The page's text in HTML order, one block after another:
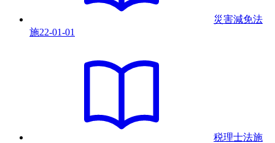
災害減免法
施22-01-01
税理士法施